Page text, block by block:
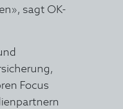
sagt OK-
Focus